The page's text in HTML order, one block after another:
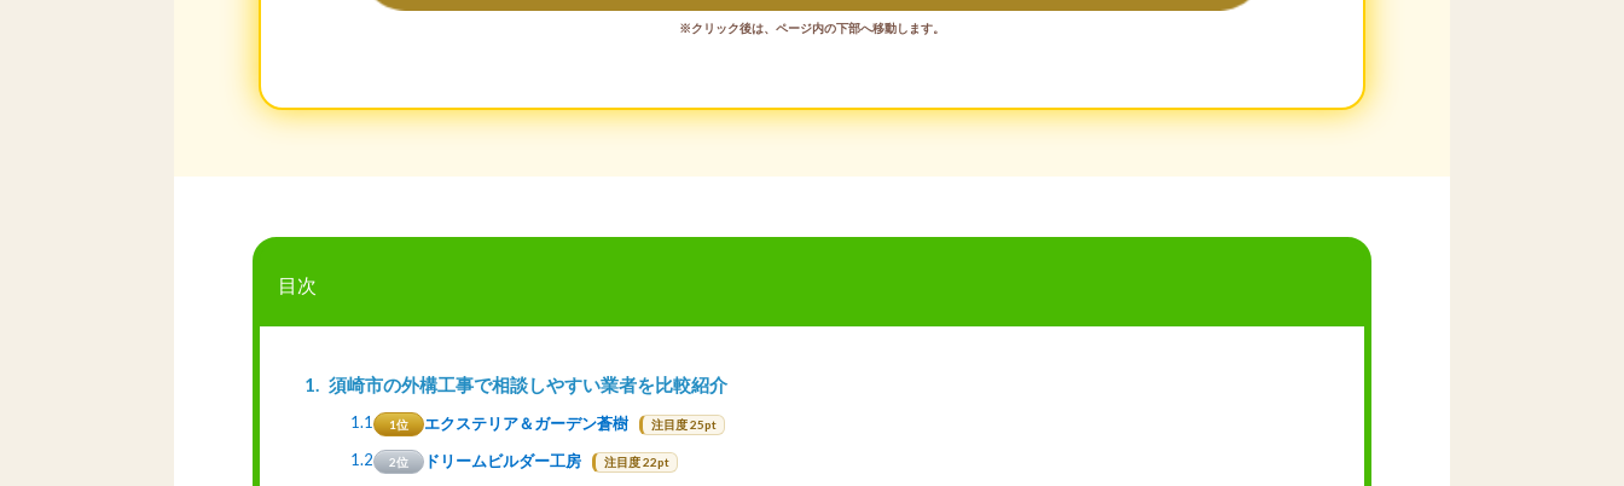
※クリック後は、ページ内の下部へ移動します。
目次
1 須崎市の外構工事で相談しやすい業者を比較紹介
1.1 1位 エクステリア＆ガーデン蒼樹 注目度 25pt
1.2 2位 ドリームビルダー工房 注目度 22pt